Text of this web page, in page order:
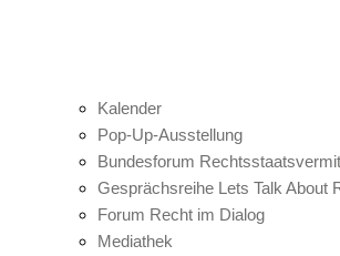
Kalender
Pop-Up-Ausstellung
Bundesforum
Gesprächsreihe Lets Talk About
Forum Recht im Dialog
Mediathek